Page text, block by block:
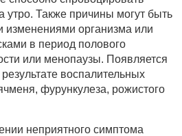
утро. Также причины могут быть
изменениями организма или
в период полового
или менопаузы. Появляется
воспалительных
фурункулеза, рожистого
неприятного симптома